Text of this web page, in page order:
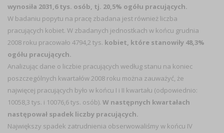
wynosiła 2031,6 tys. osób, tj. 20,5% ogółu pracujących.
W badaniu popytu na pracę zbadana jest również liczba
pracujących kobiet. W zbadanych jednostkach w końcu grudnia
2008 roku pracowało 4794,2 tys. kobiet, które stanowiły 48,3%
ogółu pracujących.
Analizując dane o liczbie pracujących według stanu na koniec
poszczególnych kwartałów 2008 roku można zauważyć, że
najwięcej pracujących było w końcu I i II kwartału (odpowiednio:
10058,3 tys. i 10076,6 tys. osób). W następnych kwartałach
następował spadek liczby pracujących.
Największy spadek zatrudnienia obserwowaliśmy w końcu IV